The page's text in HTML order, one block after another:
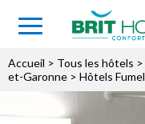
Accueil > Tous les hôtels >
et-Garonne > Hôtels Fumel